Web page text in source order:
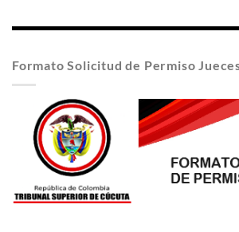
Formato Solicitud de Permiso